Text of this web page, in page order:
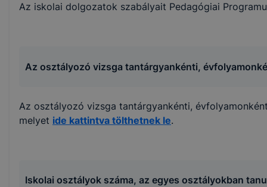
Az iskolai dolgozatok szabályait Pedagógiai
Az osztályozó vizsga tantárgyankénti,
Az osztályozó vizsga tantárgyankénti,
melyet ide kattintva tölthetnek le.
Iskolai osztályok száma, az egyes osztályokban